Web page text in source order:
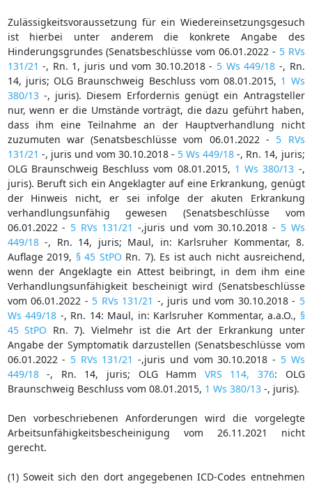
Zulässigkeitsvoraussetzung für ein Wiedereinsetzungsgesuch
ist hierbei unter anderem die konkrete Angabe des
Hinderungsgrundes (Senatsbeschlüsse vom 06.01.2022 - 5 RVs
131/21 -, Rn. 1, juris und vom 30.10.2018 - 5 Ws 449/18 -, Rn.
14, juris; OLG Braunschweig Beschluss vom 08.01.2015, 1 Ws
380/13-, juris). Diesem Erfordernis genügt ein Antragsteller
nur, wenn er die Umstände vorträgt, die dazu geführt haben,
dass ihm eine Teilnahme an der Hauptverhandlung nicht
zuzumuten war (Senatsbeschlüsse vom 06.01.2022 - 5 RVs
131/21 -, juris und vom 30.10.2018 - 5 Ws 449/18 -, Rn. 14, juris;
OLG Braunschweig Beschluss vom 08.01.2015, 1 Ws 380/13 -,
juris). Beruft sich ein Angeklagter auf eine Erkrankung, genügt
der Hinweis nicht, er sei infolge der akuten Erkrankung
verhandlungsunfähig gewesen (Senatsbeschlüsse vom
06.01.2022 - 5 RVs 131/21 -,juris und vom 30.10.2018 - 5 Ws
449/18-, Rn. 14, juris; Maul, in: Karlsruher Kommentar, 8.
Auflage 2019, § 45 StPO Rn. 7). Es ist auch nicht ausreichend,
wenn der Angeklagte ein Attest beibringt, in dem ihm eine
Verhandlungsunfähigkeit bescheinigt wird (Senatsbeschlüsse
vom 06.01.2022 - 5 RVs 131/21 -, juris und vom 30.10.2018 - 5
Ws 449/18 -, Rn. 14: Maul, in: Karlsruher Kommentar, a.a.O., §
45 StPO Rn. 7). Vielmehr ist die Art der Erkrankung unter
Angabe der Symptomatik darzustellen (Senatsbeschlüsse vom
06.01.2022 - 5 RVs 131/21 -,juris und vom 30.10.2018 - 5 Ws
449/18-, Rn. 14, juris; OLG Hamm VRS 114, 376: OLG
Braunschweig Beschluss vom 08.01.2015, 1 Ws 380/13-, juris).
Den vorbeschriebenen Anforderungen wird die vorgelegte
Arbeitsunfähigkeitsbescheinigung vom 26.11.2021 nicht
gerecht.
(1) Soweit sich den dort angegebenen ICD-Codes entnehmen